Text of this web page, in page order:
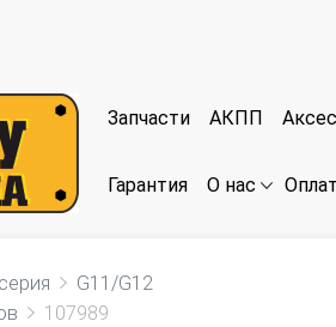
Запчасти АКПП
Гарантия О нас
G11/G12
107989